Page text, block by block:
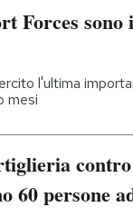
Forces
l'ultima
mesi
60 persone